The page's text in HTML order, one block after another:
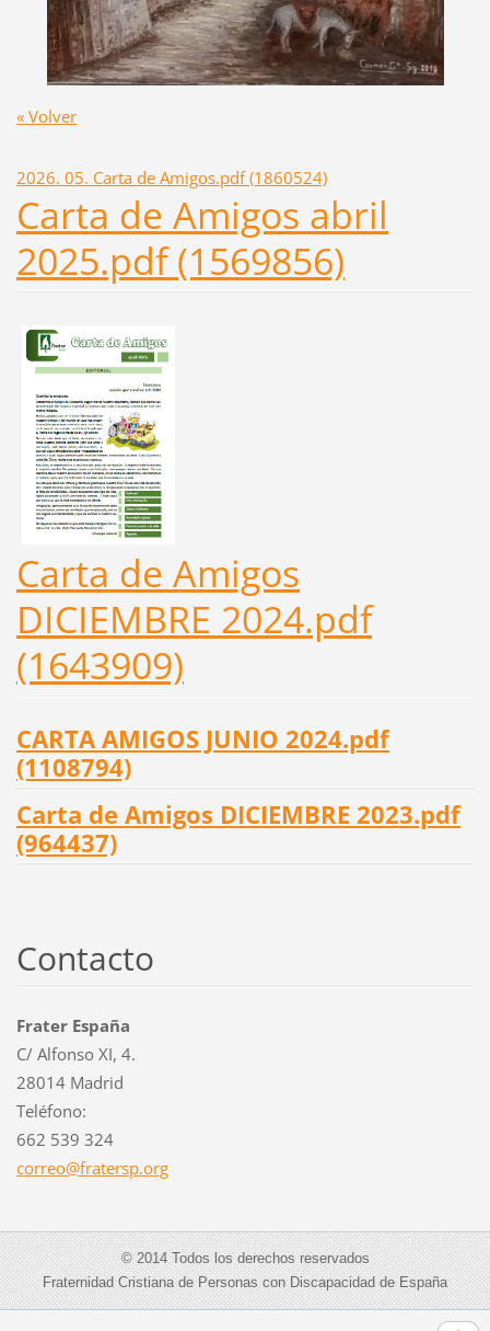
« Volver
2026. 05. Carta de Amigos.pdf (1860524)
Carta de Amigos abril
2025.pdf (1569856)
Carta de Amigos
DICIEMBRE 2024.pdf
(1643909)
CARTA AMIGOS JUNIO 2024.pdf
(1108794)
Carta de Amigos DICIEMBRE 2023.pdf
(964437)
Contacto
Frater España
C/ Alfonso XI, 4.
28014 Madrid
Teléfono:
662 539 324
correo@fratersp.org
© 2014 Todos los derechos reservados
Fraternidad Cristiana de Personas con Discapacidad de España